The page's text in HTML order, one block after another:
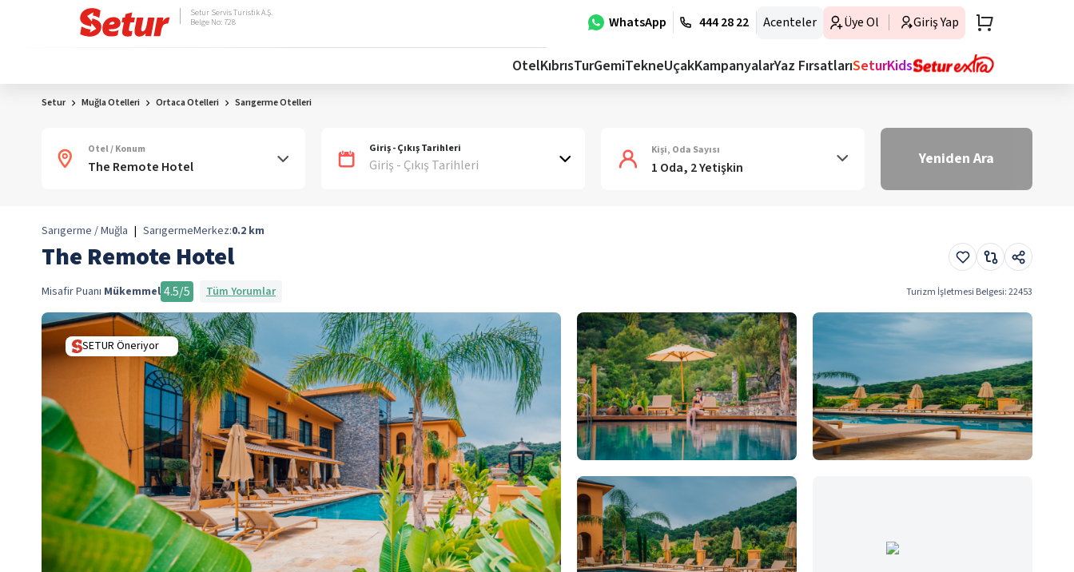
WhatsApp 444 28 22 Acenteler Üye Ol Giriş Yap
Setur Servis Turistik A.Ş.
Belge No: 728
OtelKıbrısTurGemiTekneUçakKampanyalarYaz FırsatlarıSeturKids
Setur Muğla Otelleri Ortaca Otelleri Sarıgerme Otelleri
Otel / Konum Giriş - Çıkış Tarihleri
Giriş - Çıkış Tarihleri
Kişi, Oda Sayısı
1 Oda, 2 Yetişkin Yeniden Ara
Sarıgerme / Muğla | SarıgermeMerkez:0.2 km
The Remote Hotel
Misafir Puanı Mükemmel 4.5/5 Tüm Yorumlar Turizm İşletmesi Belgesi:22453
SETUR Öneriyor